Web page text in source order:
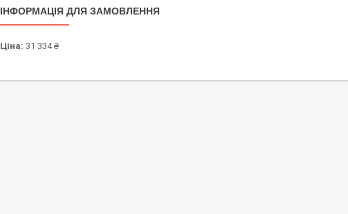
ІНФОРМАЦІЯ ДЛЯ ЗАМОВЛЕННЯ
Ціна: 31 334 ₴